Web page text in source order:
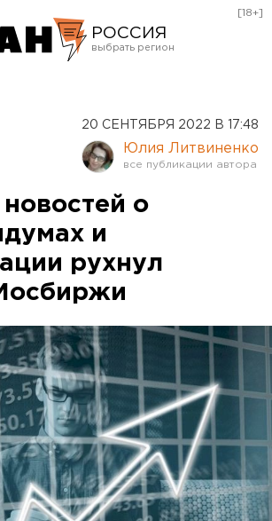
РОССИЯ
Курган
Оренбург
[18+]
20 СЕНТЯБРЯ 2022 В 17:48
Юлия Литвиненко
о
и
рухнул